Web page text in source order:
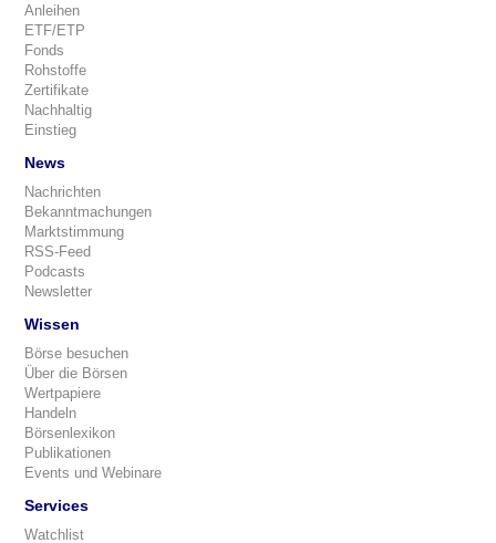
Anleihen
ETF/ETP
Fonds
Rohstoffe
Zertifikate
Nachhaltig
Einstieg
News
Nachrichten
Bekanntmachungen
Marktstimmung
RSS-Feed
Podcasts
Newsletter
Wissen
Börse besuchen
Über die Börsen
Wertpapiere
Handeln
Börsenlexikon
Publikationen
Events und Webinare
Services
Watchlist